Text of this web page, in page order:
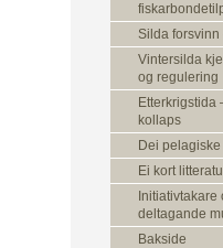
Silda forsvinn
Vintersilda
og regulering
Etterkrigstida
kollaps
Dei
Ei kort
deltagande
Bakside